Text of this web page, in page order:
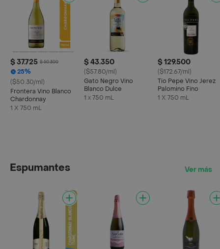
$ 37.725 $ 50.300
25%
($50.30/ml)
Frontera Vino Blanco
Chardonnay
1 X 750 mL
$ 43.350
($57.80/ml)
Gato Negro Vino
Blanco Dulce
1 x 750 mL
$ 129.500
($172.67/ml)
Tio Pepe Vino Jerez
Palomino Fino
1 X 750 mL
Espumantes Ver más